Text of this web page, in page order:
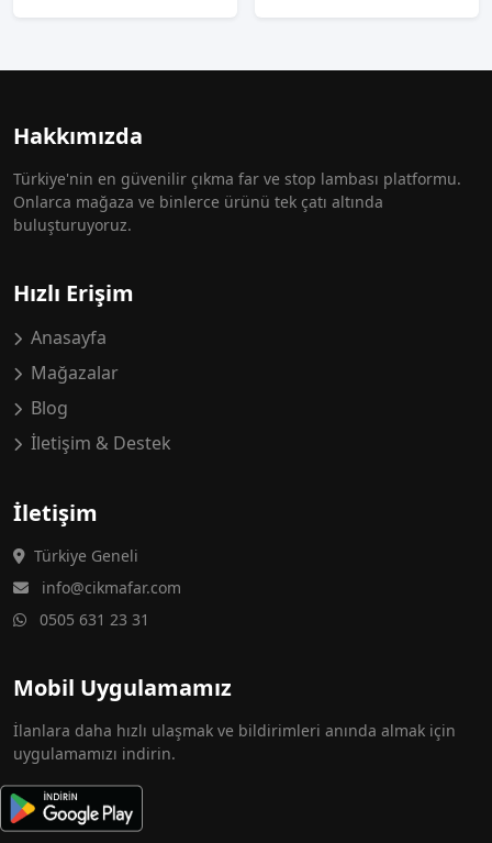
Hakkımızda
Türkiye'nin en güvenilir çıkma far ve stop lambası platformu.
Onlarca mağaza ve binlerce ürünü tek çatı altında
buluşturuyoruz.
Hızlı Erişim
Anasayfa
Mağazalar
Blog
İletişim & Destek
İletişim
Türkiye Geneli
info@cikmafar.com
0505 631 23 31
Mobil Uygulamamız
İlanlara daha hızlı ulaşmak ve bildirimleri anında almak için
uygulamamızı indirin.